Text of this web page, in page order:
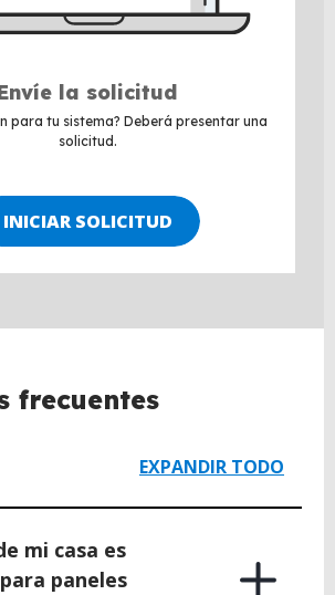
la solicitud
para tu sistema? Deberá presentar una
solicitud.
INICIAR SOLICITUD
frecuentes
EXPANDIR TODO
mi casa es
paneles